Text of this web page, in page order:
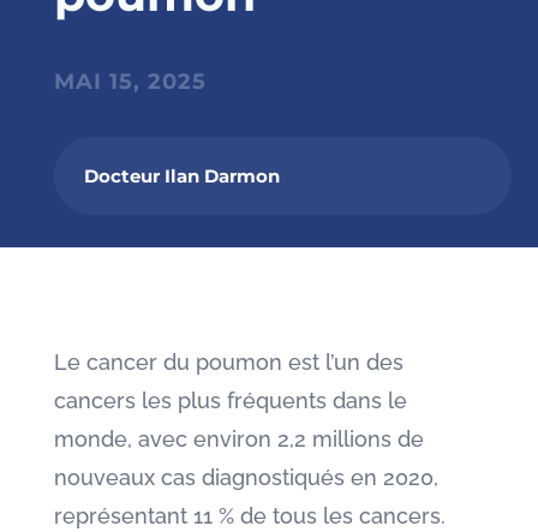
MAI 15, 2025
Docteur Ilan Darmon
Le cancer du poumon est l’un des
cancers les plus fréquents dans le
monde, avec environ 2,2 millions de
nouveaux cas diagnostiqués en 2020,
représentant 11 % de tous les cancers.